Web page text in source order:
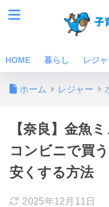
HOME 暮らし レジ
ホーム レジャー
【奈良】金魚
コンビニで買
安くする方法
2025年12月11日